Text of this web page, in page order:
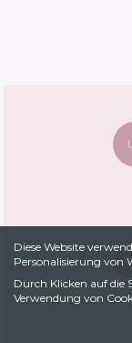
Diese Website
Personalisierung von
Durch Klicken auf die
Verwendung von
© 2022-2026